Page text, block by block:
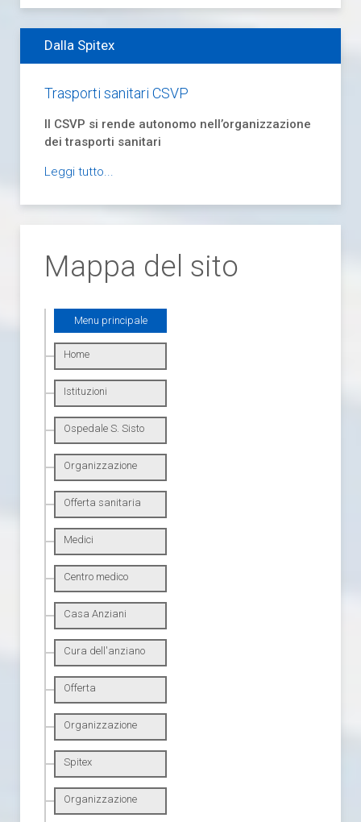
Mappa del sito
Menu principale
Home
Istituzioni
Ospedale S. Sisto
Organizzazione
Offerta sanitaria
Medici
Centro medico
Casa Anziani
Cura dell'anziano
Offerta
Organizzazione
Spitex
Organizzazione
Dalla Spitex
Trasporti sanitari CSVP
Il CSVP si rende autonomo nell’organizzazione
dei trasporti sanitari
Leggi tutto...